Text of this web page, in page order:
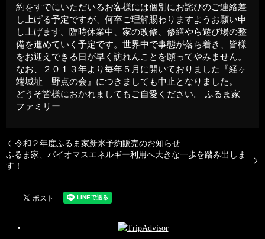
約をすでにいただいるお客様には個別にお詫びのご連絡差
し上げる予定ですが、何卒ご理解賜わりますようお願い申
し上げます。臨時休業中、家の改修、修繕やら遊び場の整
備を進めていく予定です。世界中で事態が落ち着き、皆様
をお迎えできる日が早く訪れんことを願ってやみません。
なお、２０１３年より毎年５月に開いておりました『経ヶ
端城址 野点の会』につきましても中止となりました。
どうぞ皆様におかれましてもご自愛ください。 ふるま家
ファミリー
令和２年度ふるま家新米予約販売のお知らせ
ふるま家、バイオマスエネルギー利用へ大きな一歩を踏み出しま
す！